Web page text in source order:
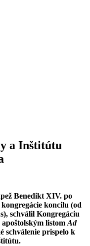
a Inštitútu
Benedikt XIV. po
koncilu (od
schválil Kongregáciu
listom Ad
schválenie prispelo k